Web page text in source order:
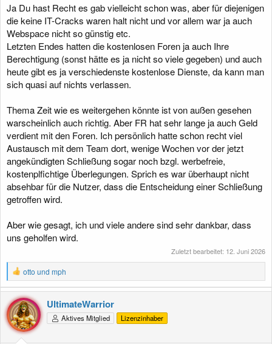
Ja Du hast Recht es gab vielleicht schon was, aber für diejenigen
die keine IT-Cracks waren halt nicht und vor allem war ja auch
Webspace nicht so günstig etc.
Letzten Endes hatten die kostenlosen Foren ja auch Ihre
Berechtigung (sonst hätte es ja nicht so viele gegeben) und auch
heute gibt es ja verschiedenste kostenlose Dienste, da kann man
sich quasi auf nichts verlassen.
Thema Zeit wie es weitergehen könnte ist von außen gesehen
warscheinlich auch richtig. Aber FR hat sehr lange ja auch Geld
verdient mit den Foren. Ich persönlich hatte schon recht viel
Austausch mit dem Team dort, wenige Wochen vor der jetzt
angekündigten Schließung sogar noch bzgl. werbefreie,
kostenplfichtige Überlegungen. Sprich es war überhaupt nicht
absehbar für die Nutzer, dass die Entscheidung einer Schließung
getroffen wird.
Aber wie gesagt, ich und viele andere sind sehr dankbar, dass
uns geholfen wird.
Zuletzt bearbeitet: 12. Juni 2026
R
e
a
k
t
i
o
n
otto und mph
UltimateWarrior
Aktives Mitglied Lizenzinhaber